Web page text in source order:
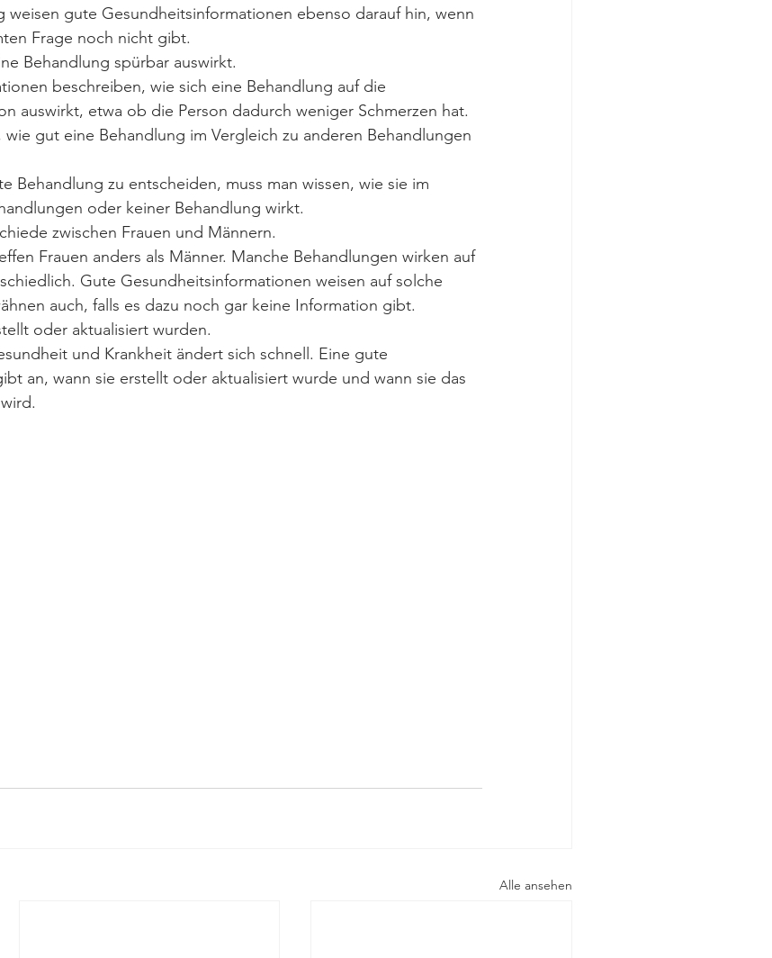
weisen gute Gesundheitsinformationen ebenso darauf hin, wenn
Frage noch nicht gibt.
Behandlung spürbar auswirkt.
beschreiben, wie sich eine Behandlung auf die
auswirkt, etwa ob die Person dadurch weniger Schmerzen hat.
wie gut eine Behandlung im Vergleich zu anderen Behandlungen
Behandlung zu entscheiden, muss man wissen, wie sie im
oder keiner Behandlung wirkt.
zwischen Frauen und Männern.
Frauen anders als Männer. Manche Behandlungen wirken auf
Gute Gesundheitsinformationen weisen auf solche
auch, falls es dazu noch gar keine Information gibt.
oder aktualisiert wurden.
und Krankheit ändert sich schnell. Eine gute
an, wann sie erstellt oder aktualisiert wurde und wann sie das
Alle ansehen